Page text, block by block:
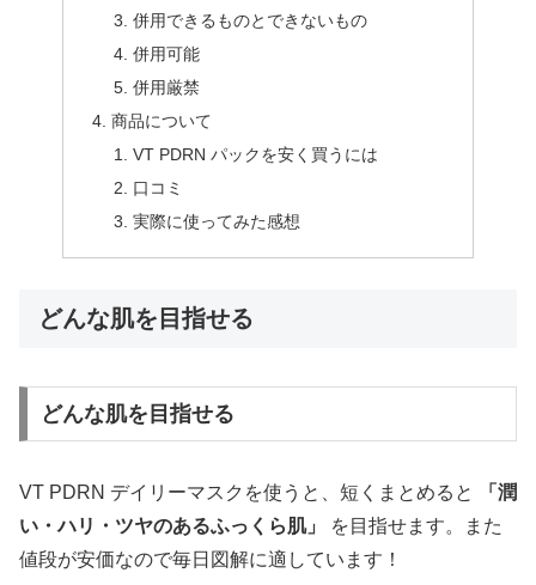
併用できるものとできないもの
併用可能
併用厳禁
商品について
VT PDRN パックを安く買うには
口コミ
実際に使ってみた感想
どんな肌を目指せる
どんな肌を目指せる
VT PDRN デイリーマスクを使うと、短くまとめると
「潤
い・ハリ・ツヤのあるふっくら肌」
を目指せます。また
値段が安価なので毎日図解に適しています！